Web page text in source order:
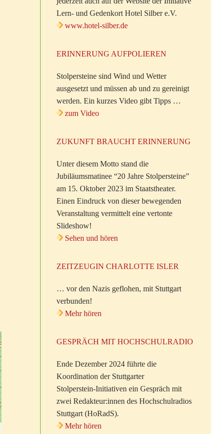
Lern- und Gedenkort Hotel Silber e.V.
www.hotel-silber.de
ERINNERUNG AUFPOLIEREN
Stolpersteine sind Wind und Wetter
ausgesetzt und müssen ab und zu gereinigt
werden. Ein kurzes Video gibt Tipps …
zum Video
ZUKUNFT BRAUCHT ERINNERUNG
Unter diesem Motto stand die
Jubiläumsmatinee “20 Jahre Stolpersteine”
am 15. Oktober 2023 im Staatstheater.
Einen Eindruck von dieser bewegenden
Veranstaltung vermittelt eine vertonte
Slideshow!
Sehen und hören
ZEITZEUGIN CHARLOTTE ISLER
… vor den Nazis geflohen, mit Stuttgart
verbunden!
Mehr hören
GESPRÄCH MIT HOCHSCHULRADIO
Ende Dezember 2024 führte die
Koordination der Stuttgarter
Stolperstein-Initiativen ein Gespräch mit
zwei Redakteur:innen des Hochschulradios
Stuttgart (HoRadS).
Mehr hören